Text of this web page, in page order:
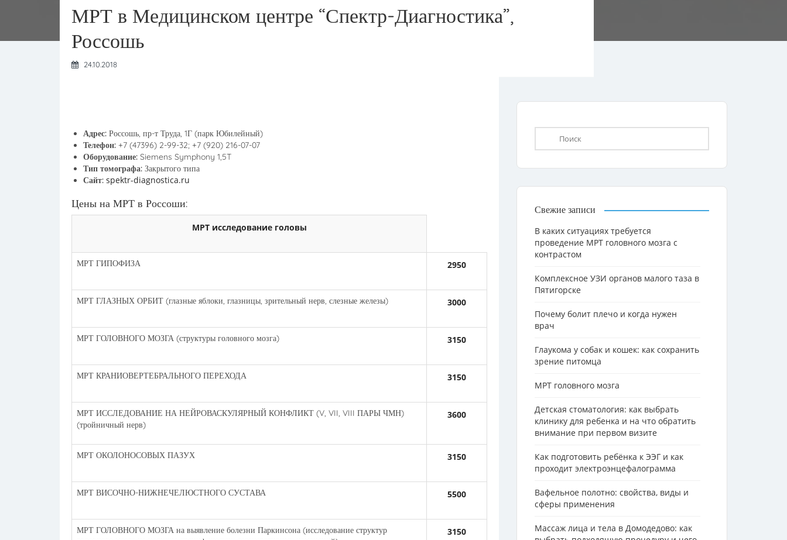
МРТ в Медицинском центре “Спектр-Диагностика”,
Россошь
24.10.2018
Адрес: Россошь, пр-т Труда, 1Г (парк Юбилейный)
Телефон: +7 (47396) 2-99-32; +7 (920) 216-07-07
Оборудование: Siemens Symphony 1,5T
Тип томографа: Закрытого типа
Сайт: spektr-diagnostica.ru
Цены на МРТ в Россоши:
МРТ исследование головы
МРТ ГИПОФИЗА 2950
МРТ ГЛАЗНЫХ ОРБИТ (глазные яблоки, глазницы, зрительный нерв, слезные железы) 3000
МРТ ГОЛОВНОГО МОЗГА (структуры головного мозга) 3150
МРТ КРАНИОВЕРТЕБРАЛЬНОГО ПЕРЕХОДА 3150
МРТ ИССЛЕДОВАНИЕ НА НЕЙРОВАСКУЛЯРНЫЙ КОНФЛИКТ (V, VII, VIII ПАРЫ ЧМН)
(тройничный нерв)
3600
МРТ ОКОЛОНОСОВЫХ ПАЗУХ 3150
МРТ ВИСОЧНО-НИЖНЕЧЕЛЮСТНОГО СУСТАВА 5500
МРТ ГОЛОВНОГО МОЗГА на выявление болезни Паркинсона (исследование структур
3150
Свежие записи
В каких ситуациях требуется
проведение МРТ головного мозга с
контрастом
Комплексное УЗИ органов малого таза в
Пятигорске
Почему болит плечо и когда нужен
врач
Глаукома у собак и кошек: как сохранить
зрение питомца
МРТ головного мозга
Детская стоматология: как выбрать
клинику для ребенка и на что обратить
внимание при первом визите
Как подготовить ребёнка к ЭЭГ и как
проходит электроэнцефалограмма
Вафельное полотно: свойства, виды и
сферы применения
Массаж лица и тела в Домодедово: как